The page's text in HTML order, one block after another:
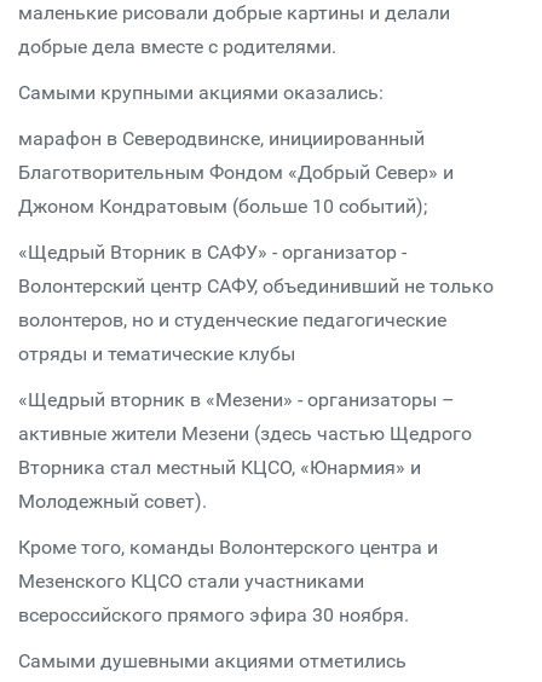
маленькие рисовали добрые картины и делали
добрые дела вместе с родителями.
Самыми крупными акциями оказались:
марафон в Северодвинске, инициированный
Благотворительным Фондом «Добрый Север» и
Джоном Кондратовым (больше 10 событий);
«Щедрый Вторник в САФУ» - организатор -
Волонтерский центр САФУ, объединивший не только
волонтеров, но и студенческие педагогические
отряды и тематические клубы
«Щедрый вторник в «Мезени» - организаторы –
активные жители Мезени (здесь частью Щедрого
Вторника стал местный КЦСО, «Юнармия» и
Молодежный совет).
Кроме того, команды Волонтерского центра и
Мезенского КЦСО стали участниками
всероссийского прямого эфира 30 ноября.
Самыми душевными акциями отметились